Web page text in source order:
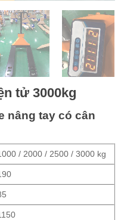
tử 3000kg
nâng tay có cân
/ 2000 / 2500 / 3000 kg